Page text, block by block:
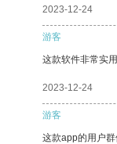
2023-12-24
游客
这款软件非常实
2023-12-24
游客
这款app的用户群